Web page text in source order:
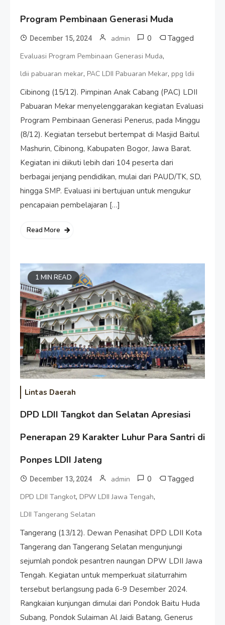
Program Pembinaan Generasi Muda
December 15, 2024 admin 0 Tagged
Evaluasi Program Pembinaan Generasi Muda,
ldii pabuaran mekar, PAC LDII Pabuaran Mekar, ppg ldii
Cibinong (15/12). Pimpinan Anak Cabang (PAC) LDII
Pabuaran Mekar menyelenggarakan kegiatan Evaluasi
Program Pembinaan Generasi Penerus, pada Minggu
(8/12). Kegiatan tersebut bertempat di Masjid Baitul
Mashurin, Cibinong, Kabupaten Bogor, Jawa Barat.
Kegiatan ini diikuti lebih dari 104 peserta dari
berbagai jenjang pendidikan, mulai dari PAUD/TK, SD,
hingga SMP. Evaluasi ini bertujuan untuk mengukur
pencapaian pembelajaran […]
Read More
1 MIN READ
Lintas Daerah
DPD LDII Tangkot dan Selatan Apresiasi
Penerapan 29 Karakter Luhur Para Santri di
Ponpes LDII Jateng
December 13, 2024 admin 0 Tagged
DPD LDII Tangkot, DPW LDII Jawa Tengah,
LDII Tangerang Selatan
Tangerang (13/12). Dewan Penasihat DPD LDII Kota
Tangerang dan Tangerang Selatan mengunjungi
sejumlah pondok pesantren naungan DPW LDII Jawa
Tengah. Kegiatan untuk memperkuat silaturrahim
tersebut berlangsung pada 6-9 Desember 2024.
Rangkaian kunjungan dimulai dari Pondok Baitu Huda
Subang, Pondok Sulaiman Al Jaidi Batang, Generus